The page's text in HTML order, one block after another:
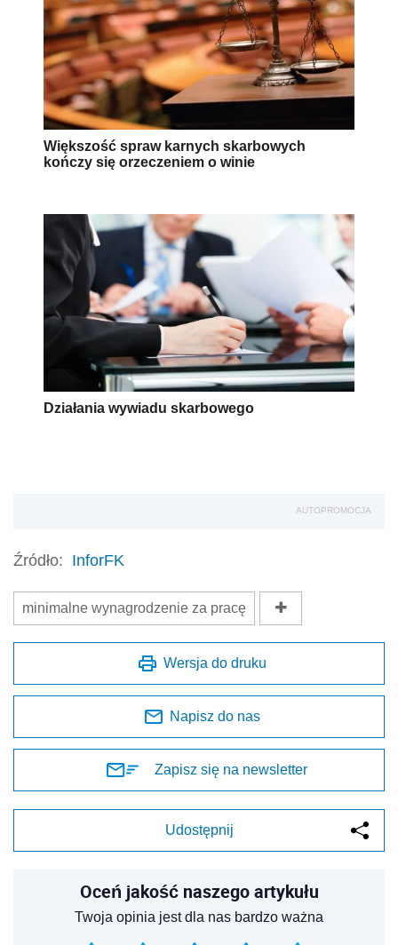
Większość spraw karnych skarbowych
kończy się orzeczeniem o winie
Działania wywiadu skarbowego
AUTOPROMOCJA
Źródło: InforFK
minimalne wynagrodzenie za pracę
Wersja do druku
Napisz do nas
Zapisz się na newsletter
Udostępnij
Oceń jakość naszego artykułu
Twoja opinia jest dla nas bardzo ważna